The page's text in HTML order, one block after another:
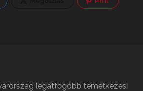
legátfogóbb temetkezési